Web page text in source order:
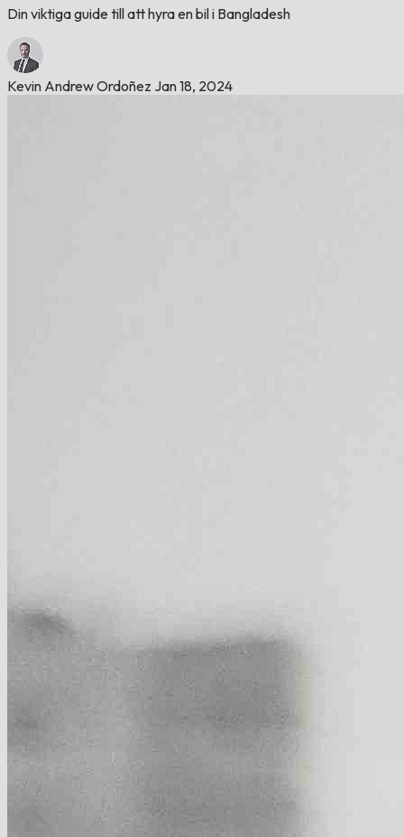
Din viktiga guide till att hyra en bil i Bangladesh
Kevin Andrew Ordoñez Jan 18, 2024